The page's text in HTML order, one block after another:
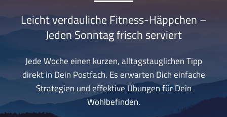
Leicht verdauliche Fitness-Häppchen –
Jeden Sonntag frisch serviert
Jede Woche einen kurzen, alltagstauglichen Tipp
direkt in Dein Postfach. Es erwarten Dich einfache
Strategien und effektive Übungen für Dein
Wohlbefinden.